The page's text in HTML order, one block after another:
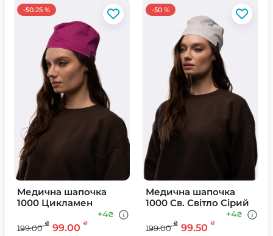
-50.25 %
Медична шапочка
1000 Цикламен
199.00
₴ 99.00 ₴
+4₴
-50 %
Медична шапочка
1000 Св. Свiтло Сiрий
199.00
₴ 99.50 ₴
+4₴